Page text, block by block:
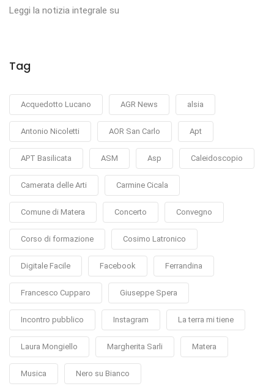
Leggi la notizia integrale su
Tag
Acquedotto Lucano AGR News alsia
Antonio Nicoletti AOR San Carlo Apt
APT Basilicata ASM Asp Caleidoscopio
Camerata delle Arti Carmine Cicala
Comune di Matera Concerto Convegno
Corso di formazione Cosimo Latronico
Digitale Facile Facebook Ferrandina
Francesco Cupparo Giuseppe Spera
Incontro pubblico Instagram La terra mi tiene
Laura Mongiello Margherita Sarli Matera
Musica Nero su Bianco